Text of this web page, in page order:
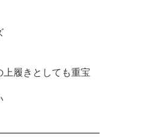
上履きとしても重宝